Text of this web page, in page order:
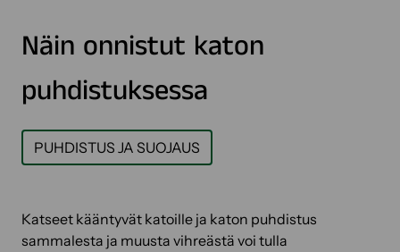
Näin onnistut katon
puhdistuksessa
PUHDISTUS JA SUOJAUS
Katseet kääntyvät katoille ja katon puhdistus
sammalesta ja muusta vihreästä voi tulla